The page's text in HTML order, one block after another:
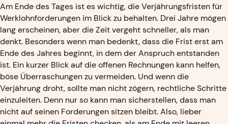
Am Ende des Tages ist es wichtig, die Verjährungsfristen für
Werklohnforderungen im Blick zu behalten. Drei Jahre mögen
lang erscheinen, aber die Zeit vergeht schneller, als man
denkt. Besonders wenn man bedenkt, dass die Frist erst am
Ende des Jahres beginnt, in dem der Anspruch entstanden
ist. Ein kurzer Blick auf die offenen Rechnungen kann helfen,
böse Überraschungen zu vermeiden. Und wenn die
Verjährung droht, sollte man nicht zögern, rechtliche Schritte
einzuleiten. Denn nur so kann man sicherstellen, dass man
nicht auf seinen Forderungen sitzen bleibt. Also, lieber